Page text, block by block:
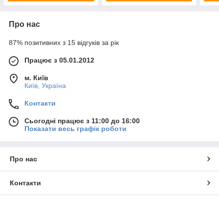
Про нас
87% позитивних з 15 відгуків за рік
Працює з 05.01.2012
м. Київ
Київ, Україна
Контакти
Сьогодні працює з 11:00 до 16:00
Показати весь графік роботи
Про нас
Контакти